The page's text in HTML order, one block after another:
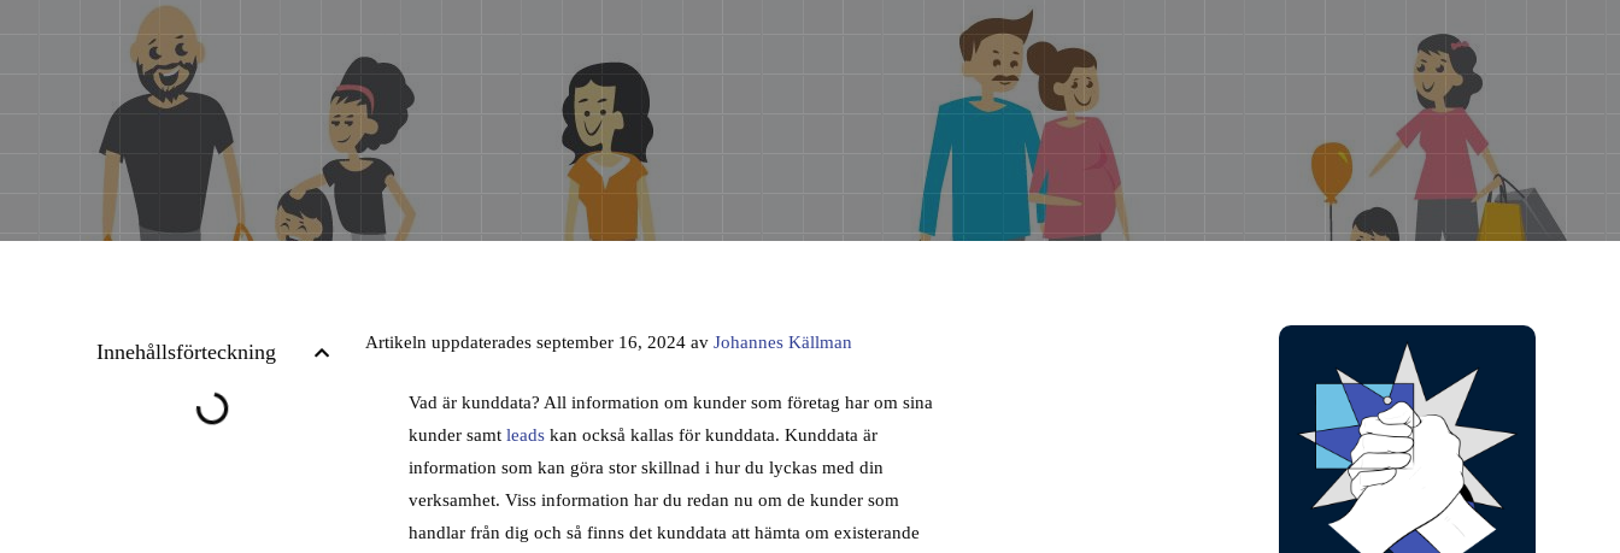
Innehållsförteckning Artikeln uppdaterades september 16, 2024 av Johannes Källman
Vad är kunddata? All information om kunder som företag har om sina
kunder samtleads kan också kallas för kunddata. Kunddata är
information som kan göra stor skillnad i hur du lyckas med din
verksamhet. Viss information har du redan nu om de kunder som
handlar från dig och så finns det kunddata att hämta om existerande